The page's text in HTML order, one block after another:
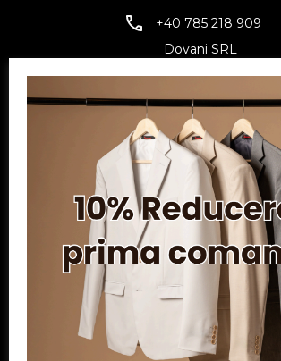
+40 785 218 909
Dovani SRL
Reg. Com.: J07/1134/1994
Facebook
TwitterYouTube
Informatii
Contul meu
Serviciu clienți